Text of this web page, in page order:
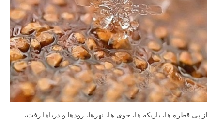
از پی قطره ها، باریکه ها، جوی ها، نهرها، رودها و دریاها رفت،